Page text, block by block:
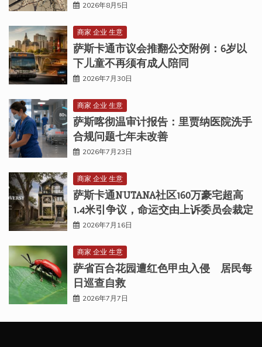
2026年8月5日
商家 企业 生意
萨斯卡通市议会推翻公交附例：6岁以
下儿童不再须有成人陪同
2026年7月30日
商家 企业 生意
萨斯喀彻温审计报告：里贾纳医院洗手
合规问题七年未改善
2026年7月23日
商家 企业 生意
萨斯卡通NUTANA社区160万豪宅超高
1.4米引争议，命运交由上诉委员会裁定
2026年7月16日
商家 企业 生意
萨省百合花园遭红色甲虫入侵 居民每
日巡查自救
2026年7月7日